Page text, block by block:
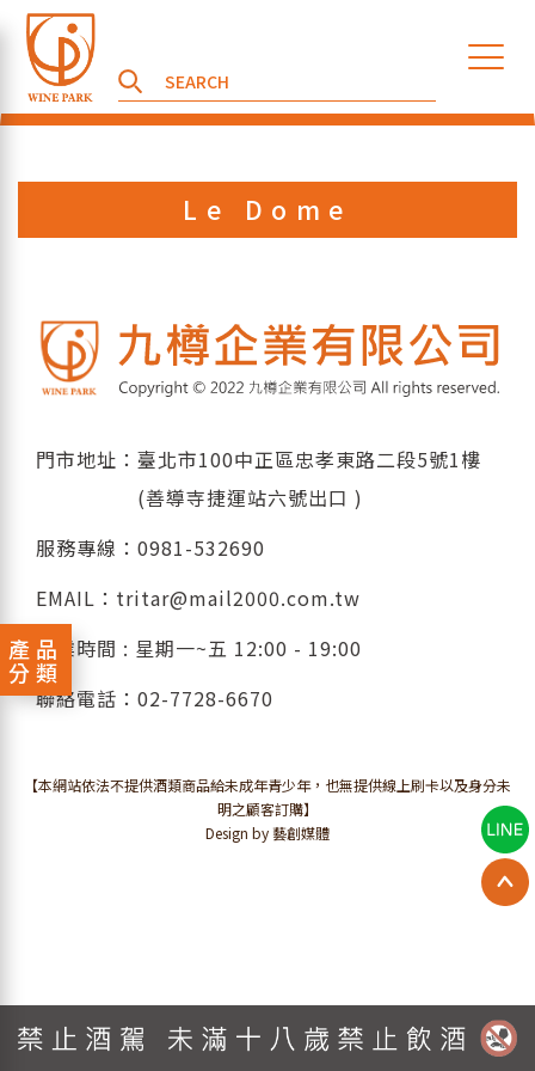
產品
分類
Le Dome
門市地址：臺北市100中正區忠孝東路二段5號1樓
(善導寺捷運站六號出口 )
服務專線： 0981-532690
EMAIL： tritar@mail2000.com.tw
營業時間 : 星期一~五 12:00 - 19:00
聯絡電話： 02-7728-6670
【本網站依法不提供酒類商品給未成年青少年，也無提供線上刷卡以及身分未
明之顧客訂購】
Design by 藝創媒體